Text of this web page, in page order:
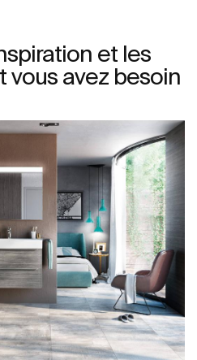
et les
vous avez besoin